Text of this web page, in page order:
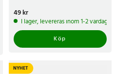
Pris:49 kr
49 kr
I lager, levereras inom 1-2 vardagar
Köp
NYHET